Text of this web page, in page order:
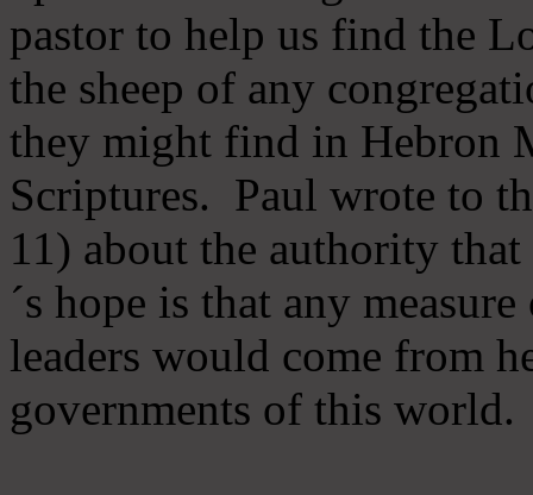
pastor to help us find the
the sheep of any
they might find in Hebron
Scriptures. Paul wrote to
11) about the authority
´s hope is that any
leaders would come from
governments of this world.